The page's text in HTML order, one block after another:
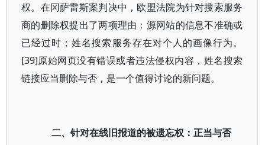
权。在冈萨雷斯案判决中，欧盟法院为针对搜索服务
商的删除权提出了两项理由：源网站的信息不准确或
已经过时；姓名搜索服务存在对个人的画像行为。
[39]原始网页没有错误或者违法侵权内容，姓名搜索
链接应当删除与否，是一个值得讨论的新问题。
二、针对在线旧报道的被遗忘权：正当与否